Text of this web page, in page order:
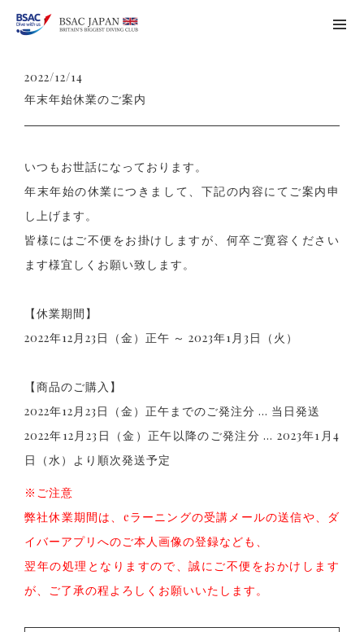
2022/12/14
年末年始休業のご案内
いつもお世話になっております。
年末年始の休業につきまして、下記の内容にてご案内申
し上げます。
皆様にはご不便をお掛けしますが、何卒ご寛容ください
ます様宜しくお願い致します。
【休業期間】
2022年12月23日（金）正午 ～ 2023年1月3日（火）
【商品のご購入】
2022年12月23日（金）正午までのご発注分 … 当日発送
2022年12月23日（金）正午以降のご発注分 … 2023年1月4
日（水）より順次発送予定
※ご注意
弊社休業期間は、eラーニングの受講メールの送信や、ダ
イバーアプリへのご本人画像の登録なども、
翌年の処理となりますので、誠にご不便をおかけします
が、ご了承の程よろしくお願いいたします。